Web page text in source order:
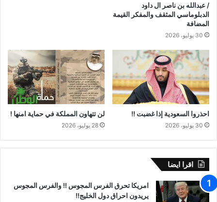
/ عبدالله بن ناصر ال داود
الدبلوماسي المثقف والمفكر القيمة
المضافة
30 يوليو، 2026
احذروا السعودية إذا غضبت !!
30 يوليو، 2026
لن تتهاون المملكة في حماية امنها !
28 يوليو، 2026
اقرا ايضا
امريكا تحرق الفرس المجوس !! والفرس المجوس
يريدون احراق دول الخليج!!